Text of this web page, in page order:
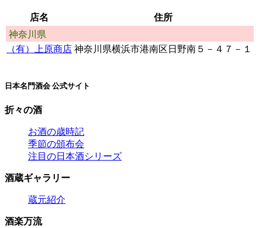
店名
住所
神奈川県
（有）上原商店 神奈川県横浜市港南区日野南５－４７－１
日本名門酒会 公式サイト
折々の酒
お酒の歳時記
季節の頒布会
注目の日本酒シリーズ
酒蔵ギャラリー
蔵元紹介
酒楽万流